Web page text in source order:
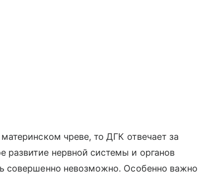
чреве, то ДГК отвечает за
развитие нервной системы и органов
совершенно невозможно. Особенно важно